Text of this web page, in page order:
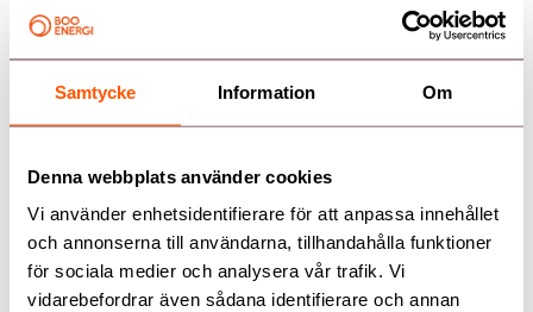
Samtycke Information Om
Denna webbplats använder cookies
Vi använder enhetsidentifierare för att anpassa innehållet
och annonserna till användarna, tillhandahålla funktioner
för sociala medier och analysera vår trafik. Vi
vidarebefordrar även sådana identifierare och annan
Kundservice
Kundservice
Aktuell driftstatus
Mina sidor
Genvägar
Våra elavtal
Kontakta oss